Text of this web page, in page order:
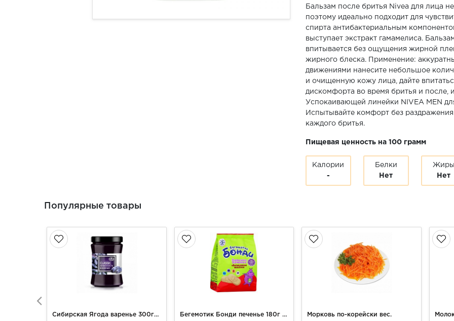
Бальзам после бритья Nivea для лица
поэтому идеально подходит для
спирта антибактериальным
выступает экстракт гамамелиса.
впитывается без ощущения жирной
жирного блеска. Применение:
движениями нанесите небольшое
и очищенную кожу лица, дайте
дискомфорта во время бритья и после,
Успокаивающей линейки NIVEA MEN
Испытывайте комфорт без
каждого бритья.
Пищевая ценность на 100 грамм
Калории
-
Белки
Нет
Жиры
Нет
Популярные товары
Сибирская Ягода варенье 300гр Жимолостное Бегемотик Бонди печенье 180г обог.железом Морковь по-корейски вес.